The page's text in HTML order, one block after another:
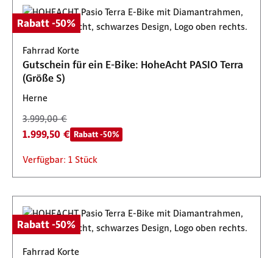
Rabatt -50%
Fahrrad Korte
Gutschein für ein E-Bike: HoheAcht PASIO Terra
(Größe S)
Herne
3.999,00 €
1.999,50 € Rabatt -50%
Verfügbar: 1 Stück
Rabatt -50%
Fahrrad Korte